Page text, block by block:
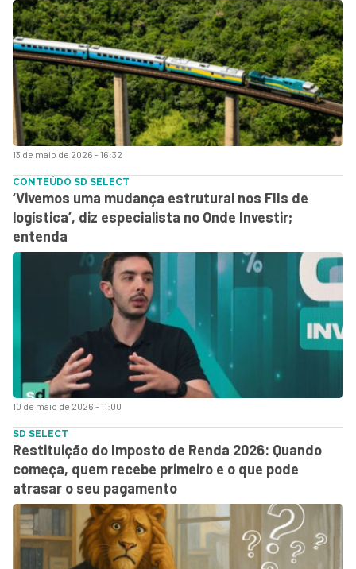
13 de maio de 2026 - 16:32
10 de maio de 2026 - 11:00
CONTEÚDO SD SELECT
‘Vivemos uma mudança estrutural nos FIIs de
logística’, diz especialista no Onde Investir;
entenda
SD SELECT
Restituição do Imposto de Renda 2026: Quando
começa, quem recebe primeiro e o que pode
atrasar o seu pagamento